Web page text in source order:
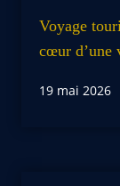
Voyage
cœur d’une
19 mai 2026